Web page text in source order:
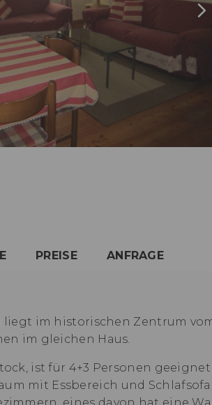
PREISE ANFRAGE
im historischen Zentrum
im gleichen Haus.
ist für 4+3 Personen
mit Essbereich und
eines davon hat eine